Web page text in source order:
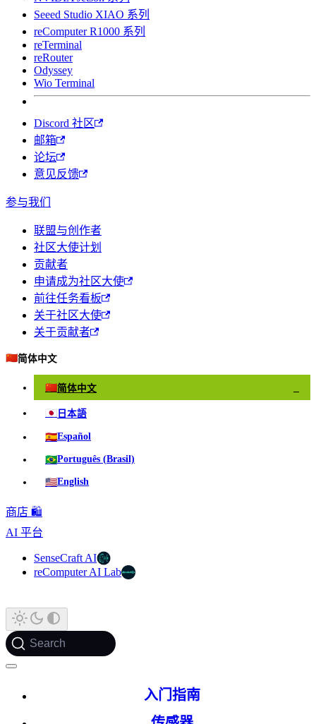
Seeed Studio XIAO 系列
reComputer R1000 系列
reTerminal
reRouter
Odyssey
Wio Terminal
Discord 社区
邮箱
论坛
意见反馈
参与我们
联盟与创作者
社区大使计划
贡献者
申请成为社区大使
前往任务看板
关于社区大使
关于贡献者
🇨🇳简体中文
🇨🇳简体中文
🇯🇵 日本語
🇪🇸Español
🇧🇷Português (Brasil)
🇺🇸English
商店 🛍️
AI 平台
SenseCraft AI
reComputer AI Lab
Search
入门指南